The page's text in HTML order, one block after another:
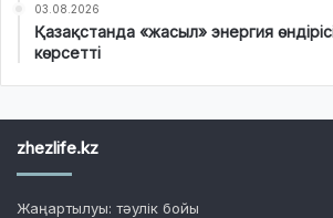
03.08.2026
Қазақстанда «жасыл» энергия
көрсетті
zhezlife.kz
Жаңартылуы: тәулік бойы